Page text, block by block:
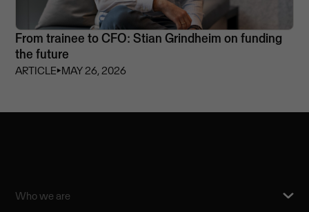
From trainee to CFO: Stian Grindheim on funding
the future
ARTICLE⏵MAY 26, 2026
Who we are